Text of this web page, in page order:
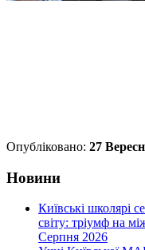
Опубліковано: 27
Новини
Київські школярі
світу: тріумф на
Серпня 2026